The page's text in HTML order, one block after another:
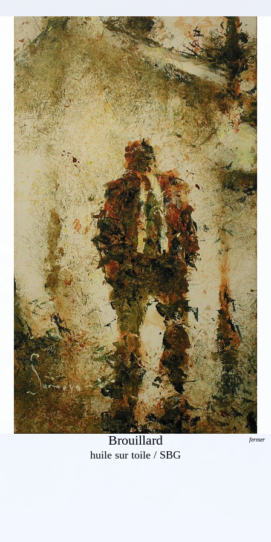
Bleu
Peintures
Afficher tous les tableaux
N'afficher que les tableaux disponibles
Samaya, qui je suis, me contacter
Brouillard
huile sur toile / SBG
fermer
toutes les images et tous les textes sont la propriété de Samaya - tous droits réservés
pour tous pays